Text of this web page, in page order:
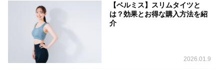
【ベルミス】スリムタイツと
は？効果とお得な購入方法を紹
介
2026.01.9